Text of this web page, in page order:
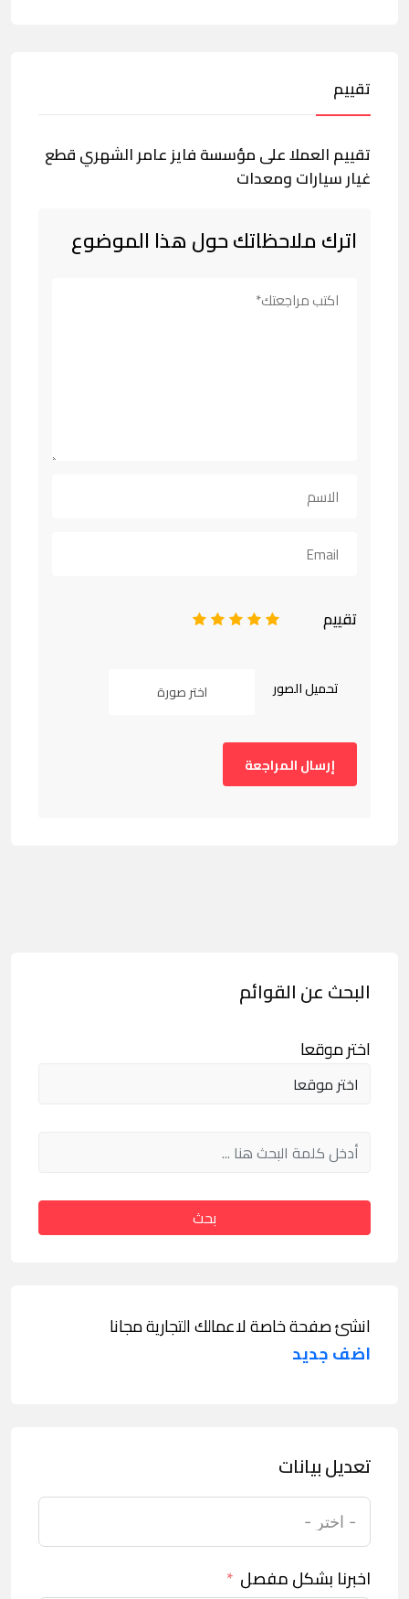
تقييم
تقييم العملا على مؤسسة فايز عامر الشهري قطع
غيار سيارات ومعدات
اترك ملاحظاتك حول هذا الموضوع
تقييم 5
4
3
2
تحميل الصور اختر صورة
البحث عن القوائم
اختر موقعا
بحث
انشئ صفحة خاصة لاعمالك التجارية مجانا
اضف جديد
تعديل بيانات
اخبرنا بشكل مفصل